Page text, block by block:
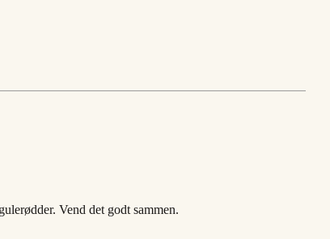
Vend det godt sammen.